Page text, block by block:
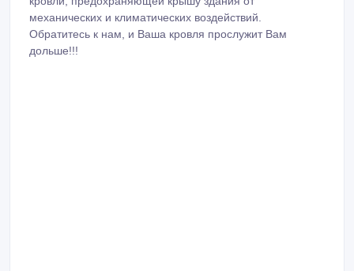
механических и климатических воздействий.
Обратитесь к нам, и Ваша кровля прослужит Вам
дольше!!!